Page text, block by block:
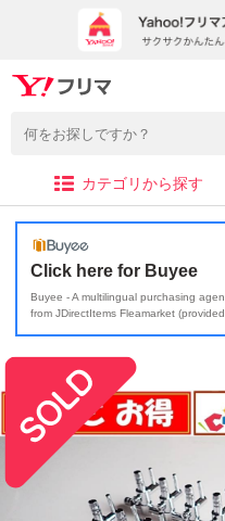
カテゴリから探す
Click here for Buyee
Buyee - A multilingual purchasing
from JDirectItems Fleamarket